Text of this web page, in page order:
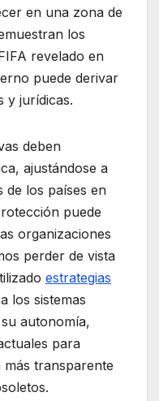
en una zona de
los
revelado en
puede derivar
y jurídicas.
deben
ajustándose a
de los países en
puede
organizaciones
perder de vista
estrategias
los sistemas
autonomía,
para
transparente